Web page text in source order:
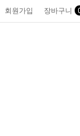
회원가입 장바구니